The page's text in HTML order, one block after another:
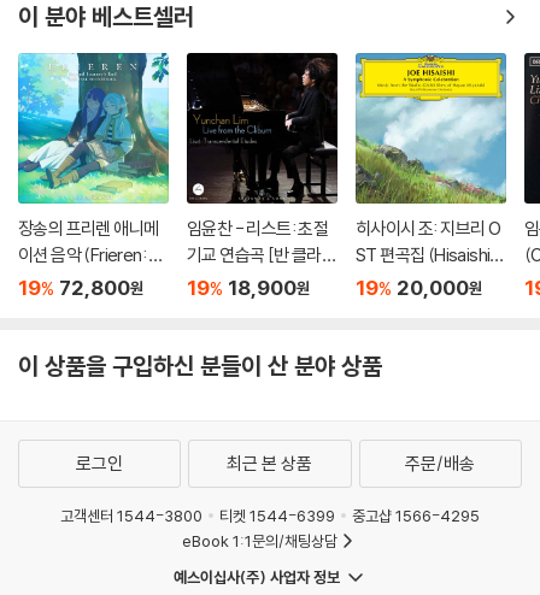
이 분야 베스트셀러
장송의 프리렌 애니메
이션 음악 (Frieren: B
eyond Journey's En
러 2LP]
19% 72,800원
임윤찬 - 리스트: 초절
기교 연습곡 [반 클라이
번 콩쿠르 실황 녹음]
19% 18,900원
히사이시 조: 지브리 O
ST 편곡집 (Hisaishi J
oe: Symphonic Cele
19% 20,000원
이 상품을 구입하신 분들이 산 분야 상품
로그인 최근 본 상품 주문/배송
고객센터 1544-3800 티켓 1544-6399
중고샵 1566-4295
eBook 1:1문의/채팅상담
예스이십사(주) 사업자 정보